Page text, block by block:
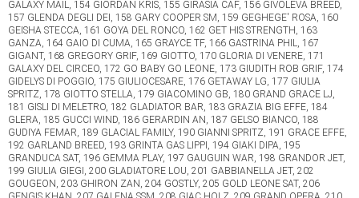
GALAXY MAIL, 154 GIORDAN KRIS, 155 GIRASIA CAF, 156 GIVOLEVA BREED,
157 GLENDA DEGLI DEI, 158 GARY COOPER SM, 159 GEGHEGE' ROSA, 160
GEISHA STECCA, 161 GOYA DEL RONCO, 162 GET HIS STRENGTH, 163
GANZA, 164 GAIO DI CUMA, 165 GRAYCE TF, 166 GASTRINA PHIL, 167
GIGANT, 168 GREGORY GRIF, 169 GIOTTO, 170 GLORIA DI VENERE, 171
GALAXY DEL CIRCEO, 172 GO BABY GO LEONE, 173 GIUDITH ROB GRIF, 174
GIDELYS DI POGGIO, 175 GIULIOCESARE, 176 GETAWAY LG, 177 GIULIA
SPRITZ, 178 GIOTTO STELLA, 179 GIACOMINO GB, 180 GRAND GRACE LJ,
181 GISLI DI MELETRO, 182 GLADIATOR BAR, 183 GRAZIA BIG EFFE, 184
GLERA, 185 GUCCI WIND, 186 GERARDIN AN, 187 GELSO BIANCO, 188
GUDIYA FEMAR, 189 GLACIAL FAMILY, 190 GIANNI SPRITZ, 191 GRACE EFFE,
192 GARLAND BREED, 193 GRINTA GAS LIPPI, 194 GIAKI DIPA, 195
GRANDUCA SAT, 196 GEMMA PLAY, 197 GAUGUIN WAR, 198 GRANDOR JET,
199 GIULIA GIEGI, 200 GLADIATORE LOU, 201 GABBIANELLA JET, 202
GOUGEON, 203 GHIRON ZAN, 204 GOSTLY, 205 GOLD LEONE SAT, 206